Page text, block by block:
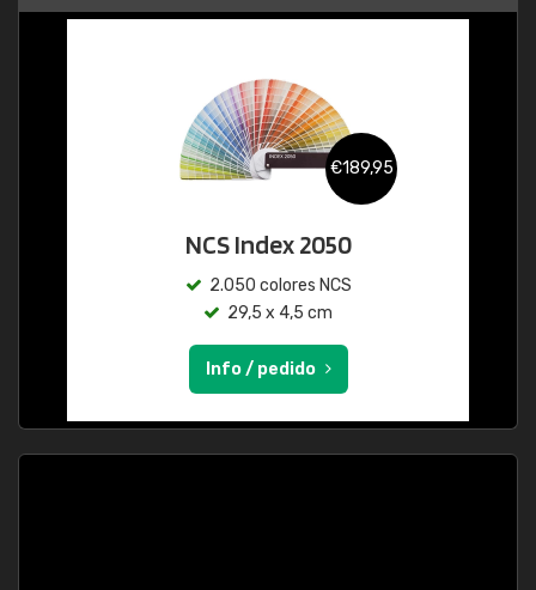
€189,95
NCS Index 2050
2.050 colores NCS
29,5 x 4,5 cm
Info / pedido